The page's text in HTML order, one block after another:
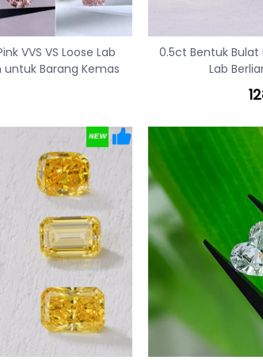
VVS VS Loose Lab
untuk Barang Kemas
0.5ct Bentuk Bulat
Lab